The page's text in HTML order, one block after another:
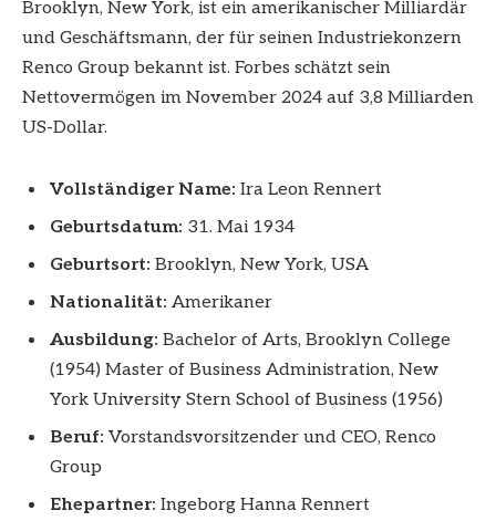
Brooklyn, New York, ist ein amerikanischer Milliardär
und Geschäftsmann, der für seinen Industriekonzern
Renco Group bekannt ist. Forbes schätzt sein
Nettovermögen im November 2024 auf 3,8 Milliarden
US-Dollar.
Vollständiger Name: Ira Leon Rennert
Geburtsdatum: 31. Mai 1934
Geburtsort: Brooklyn, New York, USA
Nationalität: Amerikaner
Ausbildung: Bachelor of Arts, Brooklyn College
(1954) Master of Business Administration, New
York University Stern School of Business (1956)
Beruf: Vorstandsvorsitzender und CEO, Renco
Group
Ehepartner: Ingeborg Hanna Rennert